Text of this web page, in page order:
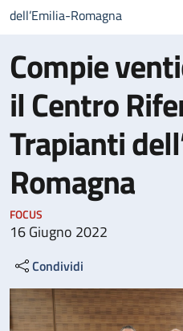
dell’Emilia-Romagna
Compie
il Centro
Trapianti
Romagna
FOCUS
16 Giugno 2022
Condividi